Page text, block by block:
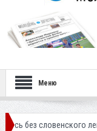
Меню
легионера